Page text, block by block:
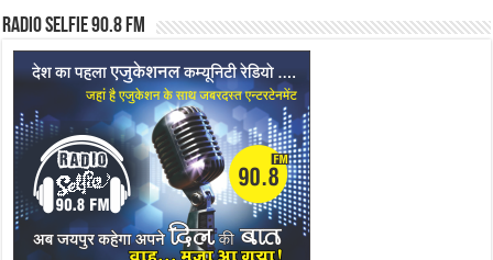
Radio Selfie 90.8 FM